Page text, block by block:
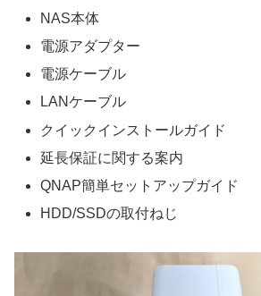
NAS本体
電源アダプター
電源ケーブル
LANケーブル
クイックインストールガイド
延長保証に関する案内
QNAP簡単セットアップガイド
HDD/SSDの取付ねじ